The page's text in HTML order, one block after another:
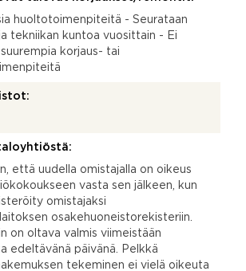
huoltotoimenpiteitä - Seurataan
tekniikan kuntoa vuosittain - Ei
korjaus- tai
että uudella omistajalla on oikeus
vasta sen jälkeen, kun
omistajaksi
osakehuoneistorekisteriin.
on oltava valmis viimeistään
edeltävänä päivänä. Pelkkä
tekeminen ei vielä oikeuta